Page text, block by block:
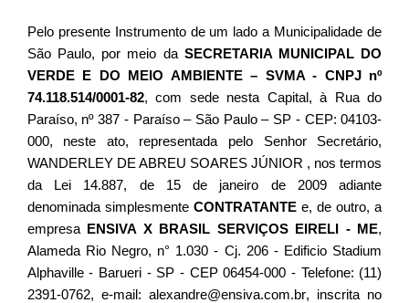
Pelo presente Instrumento de um lado a Municipalidade de
São Paulo, por meio da SECRETARIA MUNICIPAL DO
VERDE E DO MEIO AMBIENTE – SVMA - CNPJ nº
74.118.514/0001-82, com sede nesta Capital, à Rua do
Paraíso, nº 387 - Paraíso – São Paulo – SP - CEP: 04103-
000, neste ato, representada pelo Senhor Secretário,
WANDERLEY DE ABREU SOARES JÚNIOR , nos termos
da Lei 14.887, de 15 de janeiro de 2009 adiante
denominada simplesmente CONTRATANTE e, de outro, a
empresa
ENSIVA X BRASIL SERVIÇOS EIRELI - ME,
Alameda Rio Negro, n° 1.030 - Cj. 206 - Edificio Stadium
Alphaville - Barueri - SP - СЕР 06454-000 - Telefone: (11)
2391-0762, e-mail: alexandre@ensiva.com.br, inscrita no